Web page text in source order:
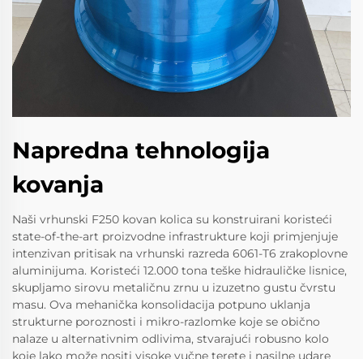
Napredna tehnologija
kovanja
Naši vrhunski F250 kovan kolica su konstruirani koristeći
state-of-the-art proizvodne infrastrukture koji primjenjuje
intenzivan pritisak na vrhunski razreda 6061-T6 zrakoplovne
aluminijuma. Koristeći 12.000 tona teške hidrauličke lisnice,
skupljamo sirovu metaličnu zrnu u izuzetno gustu čvrstu
masu. Ova mehanička konsolidacija potpuno uklanja
strukturne poroznosti i mikro-razlomke koje se obično
nalaze u alternativnim odlivima, stvarajući robusno kolo
koje lako može nositi visoke vučne terete i nasilne udare